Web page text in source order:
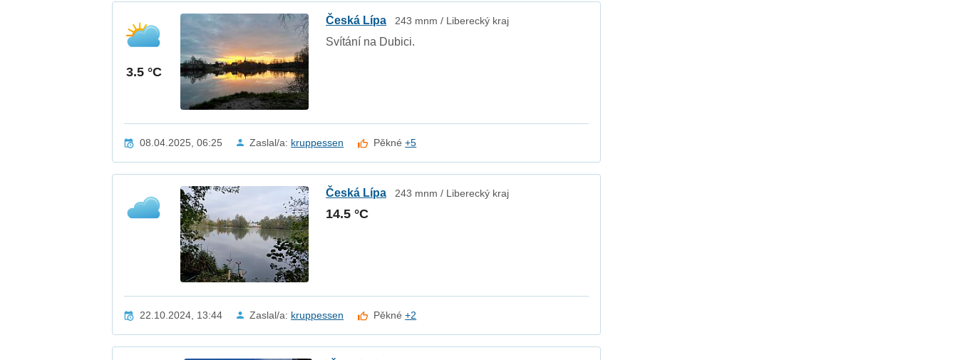
3.5 °C
Česká Lípa 243 mnm / Liberecký kraj
Svítání na Dubici.
08.04.2025, 06:25 Zaslal/a: kruppessen Pěkné+5
Česká Lípa 243 mnm / Liberecký kraj
14.5 °C
22.10.2024, 13:44 Zaslal/a: kruppessen Pěkné+2